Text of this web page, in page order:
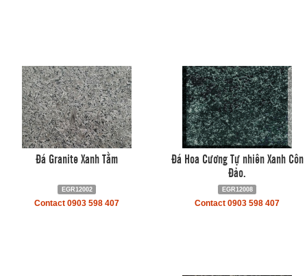
Đá Granite Xanh Tằm
EGR12002
Contact 0903 598 407
Đá Hoa Cương Tự nhiên Xanh Côn
Đảo.
EGR12008
Contact 0903 598 407